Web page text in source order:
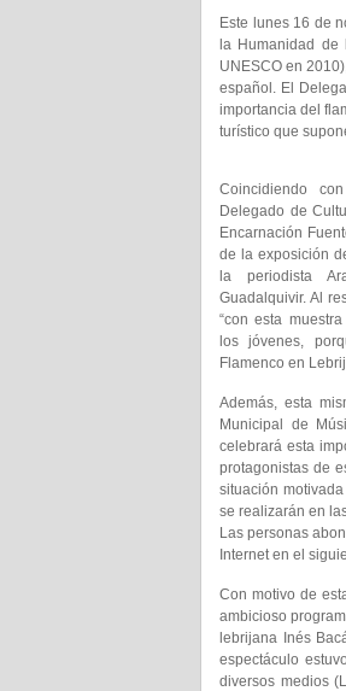
Este lunes 16 de
la Humanidad
UNESCO en
español. El
importancia del
turístico que
Coincidiendo
Delegado de
Encarnación
de la exposición
la periodista
Guadalquivir. Al
“con esta
los jóvenes,
Flamenco en
Además, esta
Municipal de
celebrará esta
protagonistas de
situación
se realizarán en
Las personas
Internet en el
Con motivo de
ambicioso
lebrijana Inés
espectáculo
diversos medios